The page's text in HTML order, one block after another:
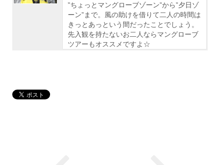
”ちょっとマングローブゾーン”から”夕日ゾ
ーン”まで。風の助けを借りて二人の時間は
きっとあっという間だったことでしょう。
先入観を持たないお二人ならマングローブ
ツアーもオススメですよ☆